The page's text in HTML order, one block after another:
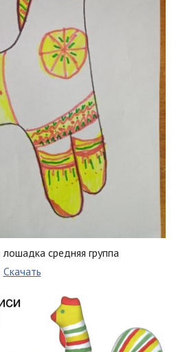
средняя группа
Скачать